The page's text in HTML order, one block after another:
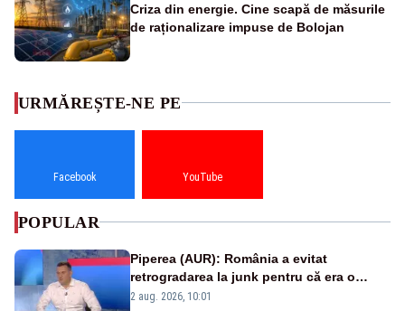
Criza din energie. Cine scapă de măsurile
de raționalizare impuse de Bolojan
URMĂREȘTE-NE PE
Facebook YouTube
POPULAR
Piperea (AUR): România a evitat
retrogradarea la junk pentru că era o
catastrofă pentru bănci și fondurile de
2 aug. 2026, 10:01